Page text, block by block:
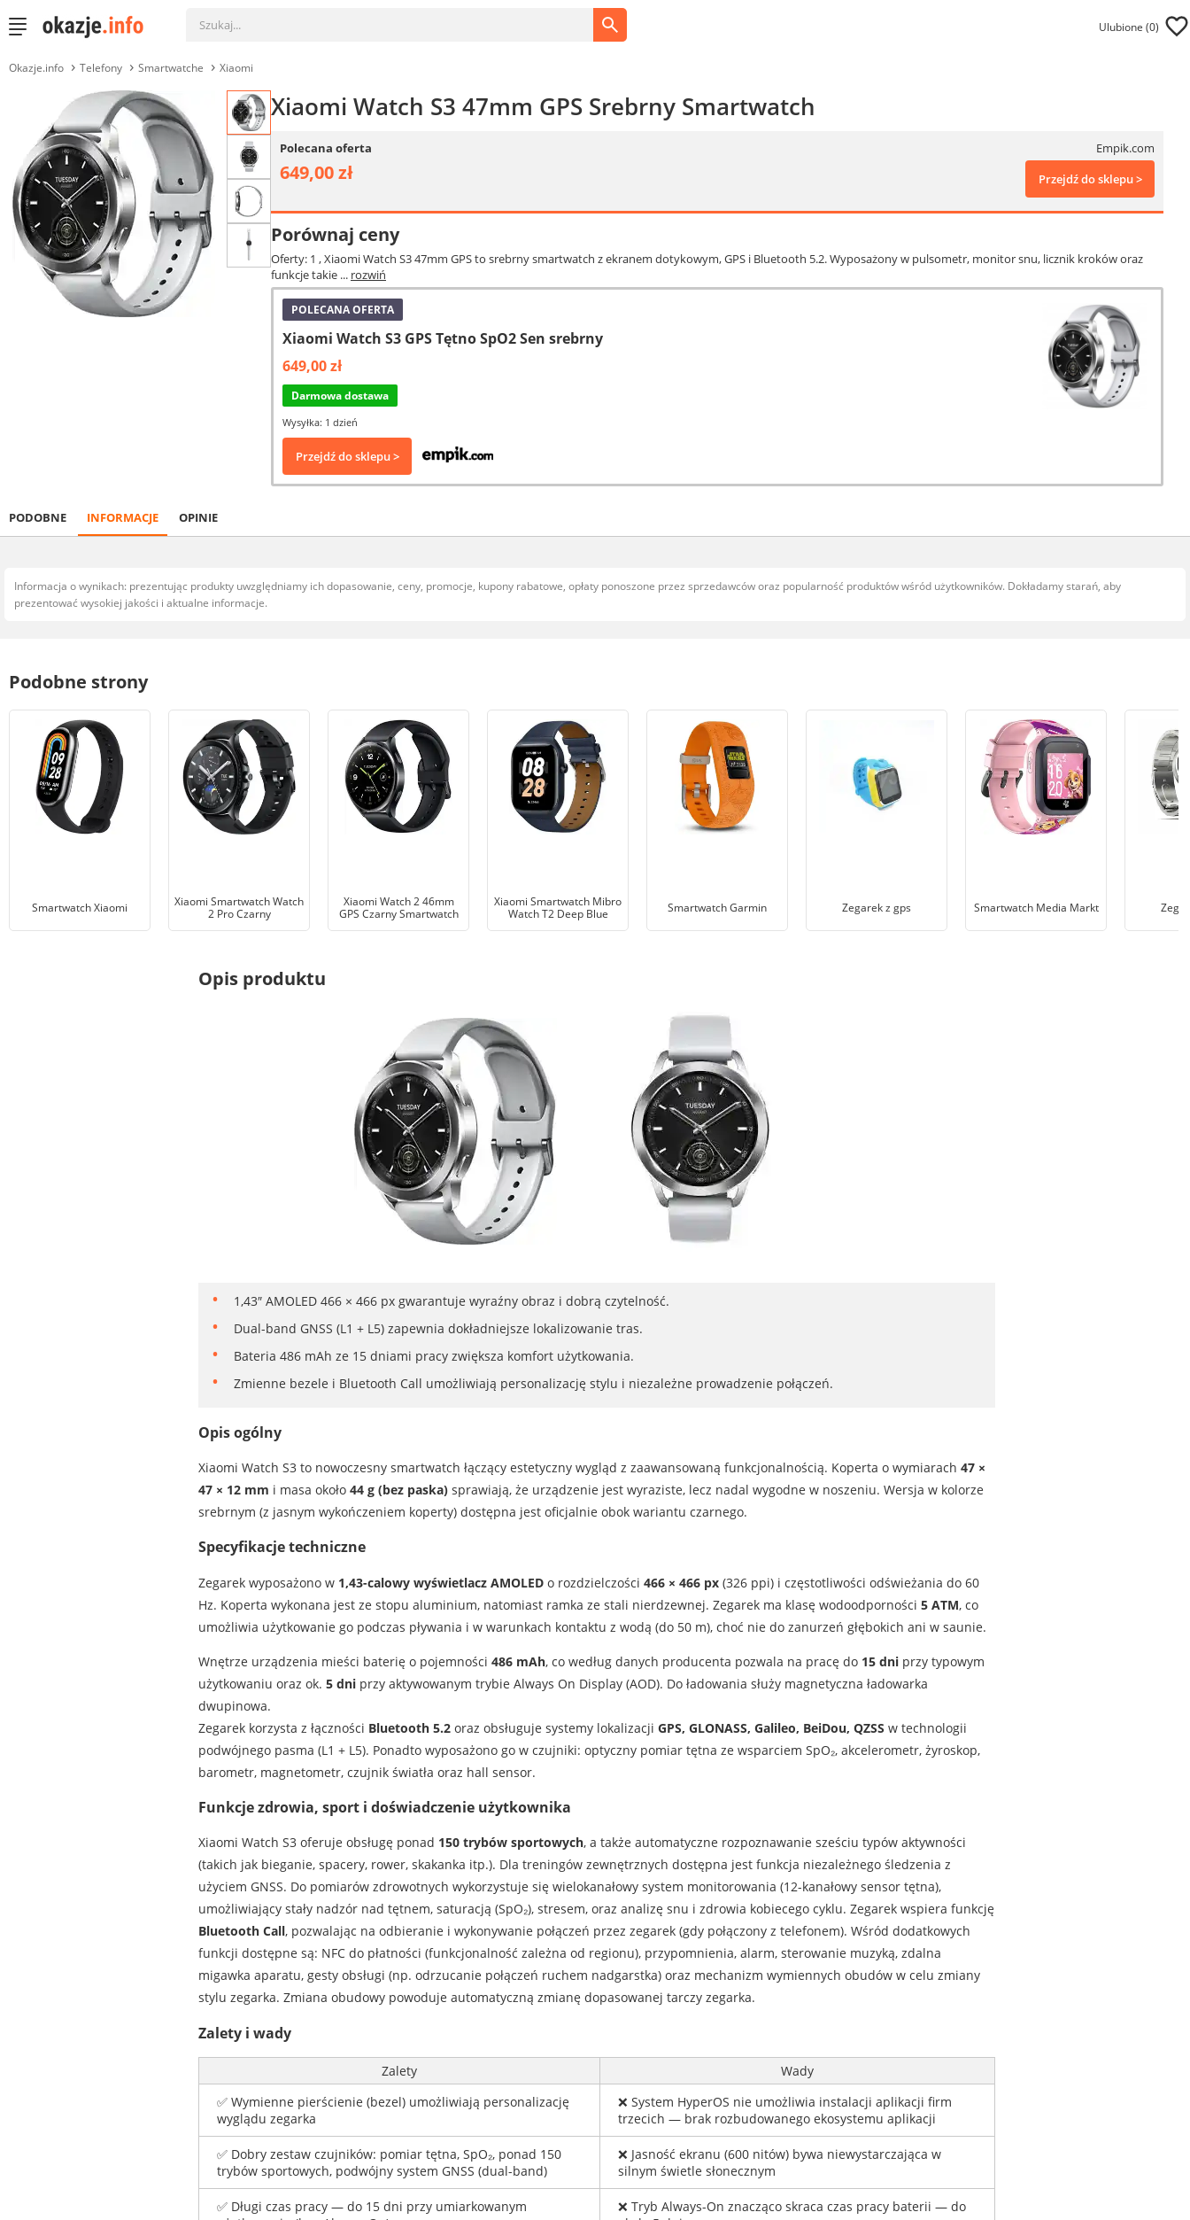
Ulubione (0)
Okazje.info Telefony Smartwatche Xiaomi
Xiaomi Watch S3 47mm GPS Srebrny Smartwatch
Polecana oferta Empik.com
649,00 zł Przejdź do sklepu >
Porównaj ceny
Oferty: 1 , Xiaomi Watch S3 47mm GPS to srebrny smartwatch z ekranem dotykowym, GPS i Bluetooth 5.2. Wyposażony w pulsometr, monitor snu, licznik kroków oraz
funkcje takie ... rozwiń
POLECANA OFERTA
Xiaomi Watch S3 GPS Tętno SpO2 Sen srebrny
649,00 zł
Darmowa dostawa
Wysyłka: 1 dzień
Przejdź do sklepu >
PODOBNE INFORMACJE OPINIE
Informacja o wynikach: prezentując produkty uwzględniamy ich dopasowanie, ceny, promocje, kupony rabatowe, opłaty ponoszone przez sprzedawców oraz popularność produktów wśród użytkowników. Dokładamy starań, aby
prezentować wysokiej jakości i aktualne informacje.
Podobne strony
Smartwatch Xiaomi
Xiaomi Smartwatch Watch
2 Pro Czarny
Xiaomi Watch 2 46mm
GPS Czarny Smartwatch
Xiaomi Smartwatch Mibro
Watch T2 Deep Blue
Smartwatch Garmin Zegarek z gps Smartwatch Media Markt
Opis produktu
1,43″ AMOLED 466 × 466 px gwarantuje wyraźny obraz i dobrą czytelność.
Dual-band GNSS (L1 + L5) zapewnia dokładniejsze lokalizowanie tras.
Bateria 486 mAh ze 15 dniami pracy zwiększa komfort użytkowania.
Zmienne bezele i Bluetooth Call umożliwiają personalizację stylu i niezależne prowadzenie połączeń.
Opis ogólny
Xiaomi Watch S3 to nowoczesny smartwatch łączący estetyczny wygląd z zaawansowaną funkcjonalnością. Koperta o wymiarach 47 ×
47 × 12 mm i masa około 44 g (bez paska)sprawiają, że urządzenie jest wyraziste, lecz nadal wygodne w noszeniu. Wersja w kolorze
srebrnym (z jasnym wykończeniem koperty) dostępna jest oficjalnie obok wariantu czarnego.
Specyfikacje techniczne
Zegarek wyposażono w 1,43-calowy wyświetlacz AMOLEDo rozdzielczości 466 × 466 px(326 ppi) i częstotliwości odświeżania do 60
Hz. Koperta wykonana jest ze stopu aluminium, natomiast ramka ze stali nierdzewnej. Zegarek ma klasę wodoodporności 5 ATM, co
umożliwia użytkowanie go podczas pływania i w warunkach kontaktu z wodą (do 50 m), choć nie do zanurzeń głębokich ani w saunie.
Wnętrze urządzenia mieści baterię o pojemności 486 mAh, co według danych producenta pozwala na pracę do 15 dniprzy typowym
użytkowaniu oraz ok. 5 dniprzy aktywowanym trybie Always On Display (AOD). Do ładowania służy magnetyczna ładowarka
dwupinowa.
Zegarek korzysta z łączności Bluetooth 5.2oraz obsługuje systemy lokalizacji GPS, GLONASS, Galileo, BeiDou, QZSS w technologii
podwójnego pasma (L1 + L5). Ponadto wyposażono go w czujniki: optyczny pomiar tętna ze wsparciem SpO₂, akcelerometr, żyroskop,
barometr, magnetometr, czujnik światła oraz hall sensor.
Funkcje zdrowia, sport i doświadczenie użytkownika
Xiaomi Watch S3 oferuje obsługę ponad 150 trybów sportowych, a także automatyczne rozpoznawanie sześciu typów aktywności
(takich jak bieganie, spacery, rower, skakanka itp.). Dla treningów zewnętrznych dostępna jest funkcja niezależnego śledzenia z
użyciem GNSS. Do pomiarów zdrowotnych wykorzystuje się wielokanałowy system monitorowania (12-kanałowy sensor tętna),
umożliwiający stały nadzór nad tętnem, saturacją (SpO₂), stresem, oraz analizę snu i zdrowia kobiecego cyklu. Zegarek wspiera funkcję
Bluetooth Call, pozwalając na odbieranie i wykonywanie połączeń przez zegarek (gdy połączony z telefonem). Wśród dodatkowych
funkcji dostępne są: NFC do płatności (funkcjonalność zależna od regionu), przypomnienia, alarm, sterowanie muzyką, zdalna
migawka aparatu, gesty obsługi (np. odrzucanie połączeń ruchem nadgarstka) oraz mechanizm wymiennych obudów w celu zmiany
stylu zegarka. Zmiana obudowy powoduje automatyczną zmianę dopasowanej tarczy zegarka.
Zalety i wady
Zalety
Wady
✅ Wymienne pierścienie (bezel) umożliwiają personalizację
wyglądu zegarka
❌ System HyperOS nie umożliwia instalacji aplikacji firm
trzecich — brak rozbudowanego ekosystemu aplikacji
✅ Dobry zestaw czujników: pomiar tętna, SpO₂, ponad 150
trybów sportowych, podwójny system GNSS (dual-band)
❌ Jasność ekranu (600 nitów) bywa niewystarczająca w
silnym świetle słonecznym
✅ Długi czas pracy — do 15 dni przy umiarkowanym
❌ Tryb Always-On znacząco skraca czas pracy baterii — do